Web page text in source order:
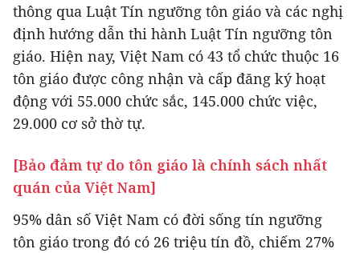
thông qua Luật Tín ngưỡng tôn giáo và các nghị
định hướng dẫn thi hành Luật Tín ngưỡng tôn
giáo. Hiện nay, Việt Nam có 43 tổ chức thuộc 16
tôn giáo được công nhận và cấp đăng ký hoạt
động với 55.000 chức sắc, 145.000 chức việc,
29.000 cơ sở thờ tự.
[Bảo đảm tự do tôn giáo là chính sách nhất
quán của Việt Nam]
95% dân số Việt Nam có đời sống tín ngưỡng
tôn giáo trong đó có 26 triệu tín đồ, chiếm 27%